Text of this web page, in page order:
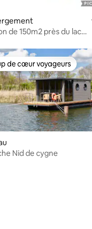
de 150m2 près du lac
5
sur la base de 40
de cœur voyageurs
de cœur voyageurs
Nid de cygne